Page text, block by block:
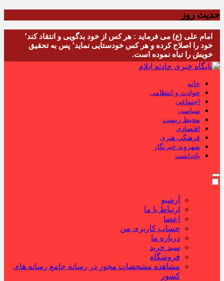
حدیث روز
امام علی (ع) می فرماید : هر کس از خود بدگویی و انتقاد کند٬
خود را اصلاح کرده و هر کس خودستایی نماید٬ پس به تحقیق
خویش را تباه نموده است.
خانه
حوادث و انتظامی
اجتماعی
سیاسی
محیط زیست
اقتصادی
فرهنگی هنری
شهروند خبرنگار
یادداشت
آرشیو
ارتباط با ما
اعضا
حساب کاربری من
درباره ما
سبد خرید
فروشگاه
مشاهده مشخصات مجوز در رسانه جامع رسانه های
کشور